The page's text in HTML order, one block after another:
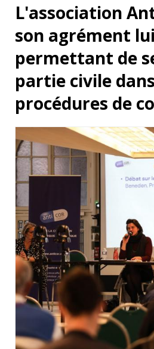
L'association
son agrément lui
permettant de
partie civile
procédures de